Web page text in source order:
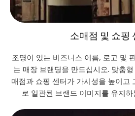
소매점 및 쇼핑
조명이 있는 비즈니스 이름, 로고 및
는 매장 브랜딩을 만드십시오. 맞춤
매점과 쇼핑 센터가 가시성을 높이고
로 일관된 브랜드 이미지를 유지